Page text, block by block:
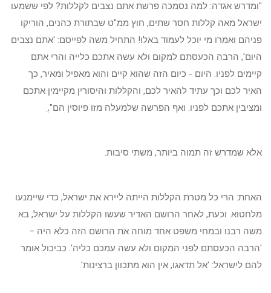
"ומדרש אגדה: למה נסמכה פרשת אתם נצבים לקללות? לפי ששמעו
ישראל מאה קללות חסר שתים, חוץ ממ"ט שבתורת כהנים, הוריקו
פניהם ואמרו מי יוכל לעמוד באלו! התחיל משה לפייסם: 'אתם נצבים
היום', הרבה הכעסתם למקום ולא עשה אתכם כלייה והרי אתם
קיימים לפניו. היום - כיום הזה שהוא קיים והוא מאפיל ומאיר, כך
האיר לכם וכך עתיד להאיר לכם, והקללות והיסורין מקיימין אתכם
ומציבין אתכם לפניו. ואף הפרשה שלמעלה מזו פיוסין הם".ֲ
אלא שמדרש זה תמוה ביותר, משתי סיבות.
האחת: הרי כל מטרת הקללות הייתה ליירא את ישראל, כדי שיימנעו
מלחטוא. וכעת, לאחר הרושם האדיר שעשו הקללות על ישראל, בא
משה רבנו ובמחי משפט אחד מוחה את הרושם הזה כלא היה –
'הרבה הכעסתם לפני המקום ולא עשה עמכם כליה'. כביכול אומר
להם לישראל: 'אל תדאגו, אין הוא מתכוון ברצינות'.